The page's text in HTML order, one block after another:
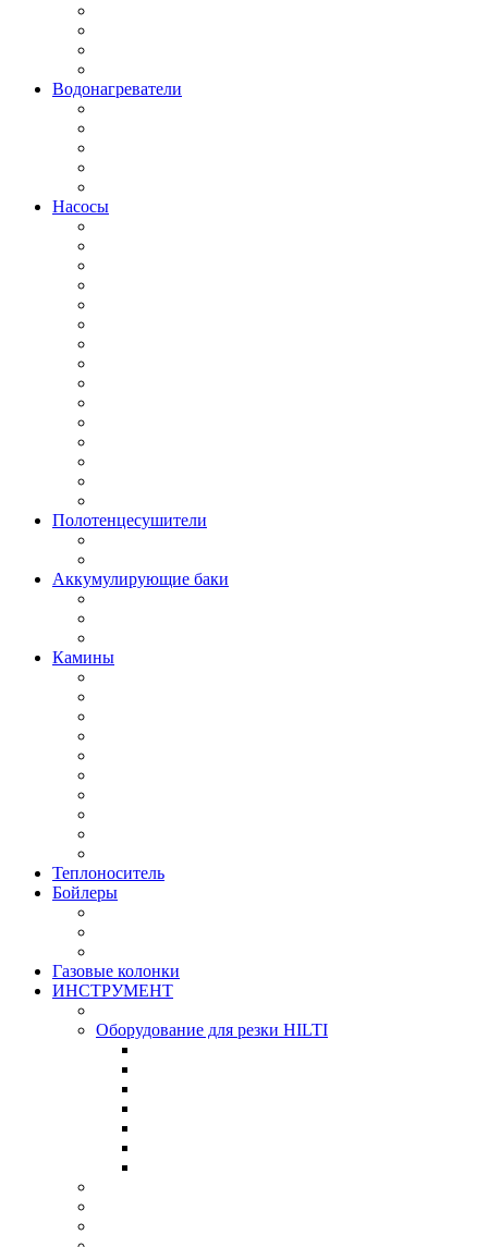
Водонагреватели
Насосы
Полотенцесушители
Аккумулирующие баки
Камины
Теплоноситель
Бойлеры
Газовые колонки
ИНСТРУМЕНТ
Оборудование для резки HILTI